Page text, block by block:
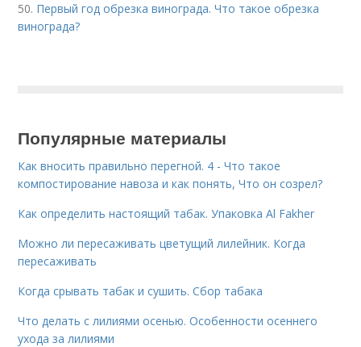
50. Первый год обрезка винограда. Что такое обрезка
винограда?
Популярные материалы
Как вносить правильно перегной. 4 - Что такое
компостирование навоза и как понять, Что он созрел?
Как определить настоящий табак. Упаковка Al Fakher
Можно ли пересаживать цветущий лилейник. Когда
пересаживать
Когда срывать табак и сушить. Сбор табака
Что делать с лилиями осенью. Особенности осеннего
ухода за лилиями